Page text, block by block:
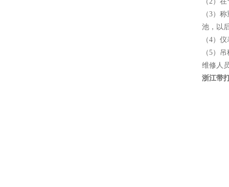
（3）
池，以
（4）
（5）
维修人
浙江带